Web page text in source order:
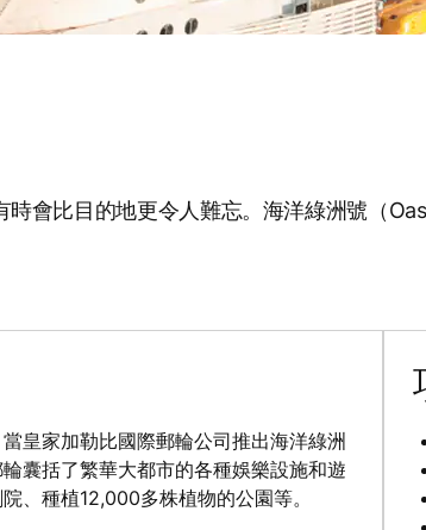
會比目的地更令人難忘。海洋綠洲號（
皇家加勒比國際郵輪公司推出海洋綠洲
囊括了繁華大都市的各種娛樂設施和遊
、種植12,000多株植物的公園等。